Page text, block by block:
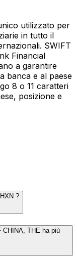
utilizzato per
in tutto il
SWIFT
Financial
a garantire
banca e al paese
8 o 11 caratteri
posizione e
?
CHINA, THE ha più